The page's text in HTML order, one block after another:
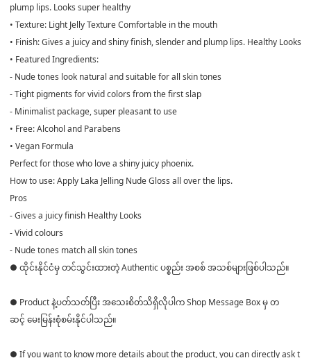
plump lips. Looks super healthy
• Texture: Light Jelly Texture Comfortable in the mouth
• Finish: Gives a juicy and shiny finish, slender and plump lips. Healthy Looks
• Featured Ingredients:
- Nude tones look natural and suitable for all skin tones
- Tight pigments for vivid colors from the first slap
- Minimalist package, super pleasant to use
• Free: Alcohol and Parabens
• Vegan Formula
Perfect for those who love a shiny juicy phoenix.
How to use: Apply Laka Jelling Nude Gloss all over the lips.
Pros
- Gives a juicy finish Healthy Looks
- Vivid colours
- Nude tones match all skin tones
● ထိုင်းနိုင်ငံမှ တင်သွင်းထားတဲ့ Authentic ပစ္စည်း အစစ် အသစ်များဖြစ်ပါသည်။
● Product နဲ့ပတ်သတ်ပြီး အသေးစိတ်သိရှိလိုပါက Shop Message Box မှ တ
ဆင့် မေးမြန်းစုံစမ်းနိုင်ပါသည်။
● If you want to know more details about the product, you can directly ask t